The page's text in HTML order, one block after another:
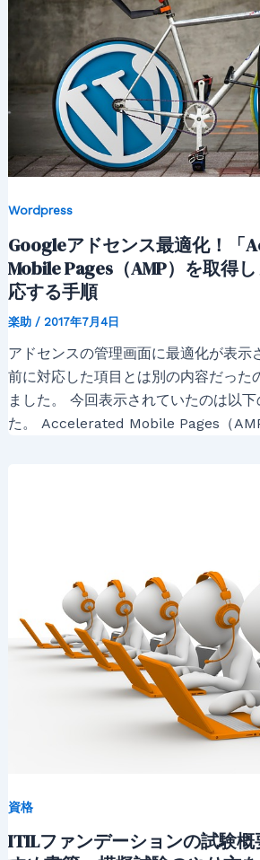
Wordpress
Googleアドセンス最適化！「
Mobile Pages（AMP）を取得
応する手順
楽助 / 2017年7月4日
アドセンスの管理画面に最適化が表示
前に対応した項目とは別の内容だった
ました。 今回表示されていたのは以
た。 Accelerated Mobile Pages（AMP
資格
ITILファンデーションの試験